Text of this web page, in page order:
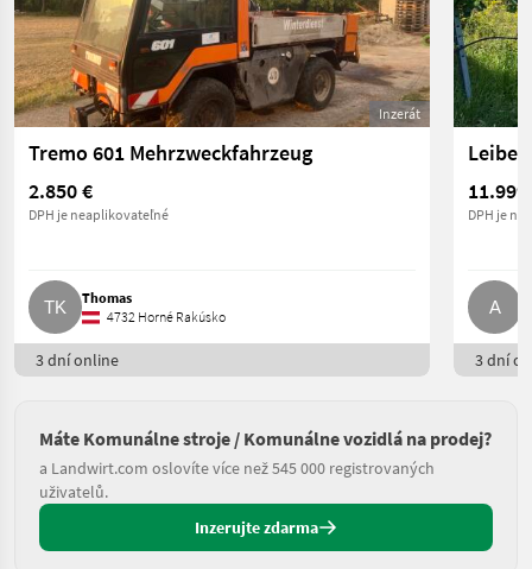
Inzerát
Tremo 601 Mehrzweckfahrzeug
2.850 €
DPH je neaplikovateľné
Thomas
4732 Horné Rakúsko
3 dní online
11.999
DPH je
3 dní
Máte Komunálne stroje / Komunálne vozidlá na prodej?
a Landwirt.com oslovíte více než 545 000 registrovaných
uživatelů.
Inzerujte zdarma